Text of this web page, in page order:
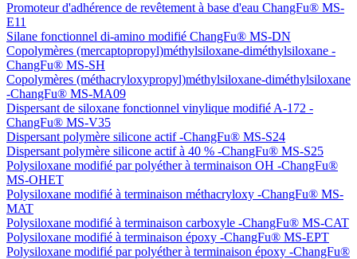
Promoteur d'adhérence de revêtement à base d'eau ChangFu® MS-
E11
Silane fonctionnel di-amino modifié ChangFu® MS-DN
Copolymères (mercaptopropyl)méthylsiloxane-diméthylsiloxane -
ChangFu® MS-SH
Copolymères (méthacryloxypropyl)méthylsiloxane-diméthylsiloxane
-ChangFu® MS-MA09
Dispersant de siloxane fonctionnel vinylique modifié A-172 -
ChangFu® MS-V35
Dispersant polymère silicone actif -ChangFu® MS-S24
Dispersant polymère silicone actif à 40 % -ChangFu® MS-S25
Polysiloxane modifié par polyéther à terminaison OH -ChangFu®
MS-OHET
Polysiloxane modifié à terminaison méthacryloxy -ChangFu® MS-
MAT
Polysiloxane modifié à terminaison carboxyle -ChangFu® MS-CAT
Polysiloxane modifié à terminaison époxy -ChangFu® MS-EPT
Polysiloxane modifié par polyéther à terminaison époxy -ChangFu®